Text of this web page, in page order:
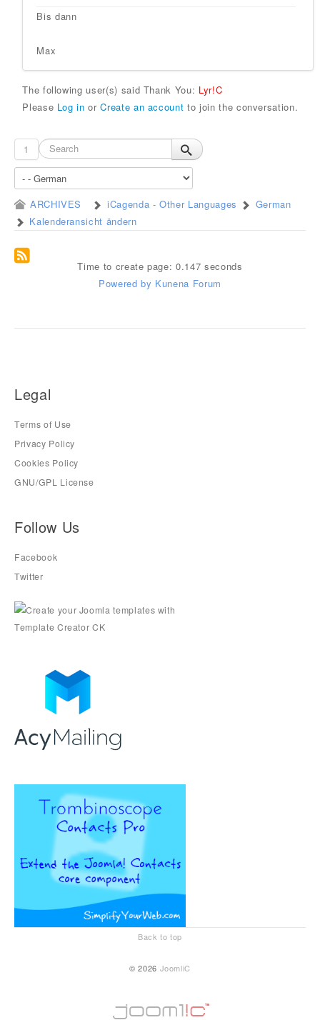
Bis dann
Max
The following user(s) said Thank You: Lyr!C
Please Log in orCreate an account to join the conversation.
1
ARCHIVES iCagenda - Other Languages
German
Kalenderansicht ändern
Time to create page: 0.147 seconds
Powered by Kunena Forum
Legal
Terms of Use
Privacy Policy
Cookies Policy
GNU/GPL License
Follow Us
Facebook
Twitter
Back to top
© 2026 JoomliC